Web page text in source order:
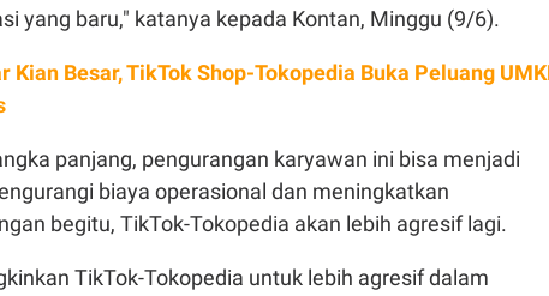
yang baru," katanya kepada Kontan, Minggu (9/6).
Kian Besar, TikTok Shop-Tokopedia Buka Peluang
panjang, pengurangan karyawan ini bisa menjadi
biaya operasional dan meningkatkan
begitu, TikTok-Tokopedia akan lebih agresif lagi.
TikTok-Tokopedia untuk lebih agresif dalam